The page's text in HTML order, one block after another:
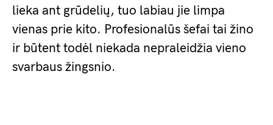
lieka ant grūdelių, tuo labiau jie limpa
vienas prie kito. Profesionalūs šefai tai žino
ir būtent todėl niekada nepraleidžia vieno
svarbaus žingsnio.